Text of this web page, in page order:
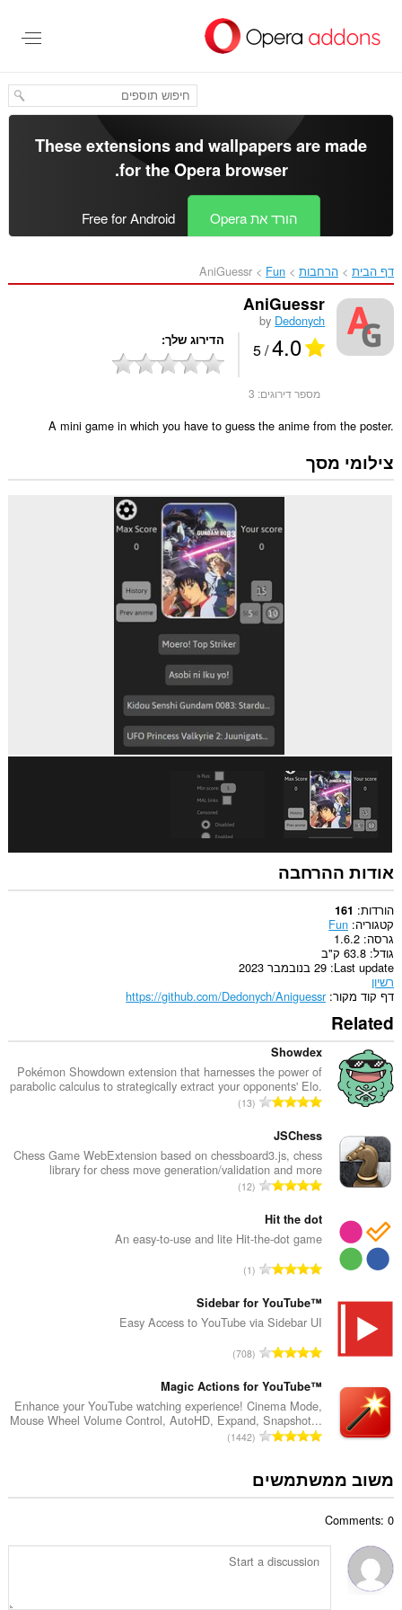
העיקרי
These extensions and wallpapers are made
for theOpera browser
.
הורד את Opera Free for Android
דף הבית הרחבות Fun
AniGuessr‎
AniGuessr
by Dedonych
4.0
/ 5 הדירוג שלך
מספר דירוגים: 3
A mini game in which you have to guess the anime from the poster.
צילומי מסך
אודות ההרחבה
הורדות 161
קטגוריה Fun
גרסה 1.6.2
גודל 63.8 ק"ב
Last update 29 בנובמבר 2023
רשיון
דף קוד מקור https://github.com/Dedonych/Aniguessr
Related
Showdex
Pokémon Showdown extension that harnesses the power of
parabolic calculus to strategically extract your opponents' Elo.
מ
ר
ד
י
ג
י
ם
:
13
JSChess
Chess Game WebExtension based on chessboard3.js, chess
library for chess move generation/validation and more
מ
ר
י
ג
י
ם
:
12
Hit the dot
An easy-to-use and lite Hit-the-dot game
מ
פ
ר
י
ג
י
ם
1
Sidebar for YouTube™
Easy Access to YouTube via Sidebar UI
מ
פ
ר
ד
י
ו
ג
:
708
Magic Actions for YouTube™
Enhance your YouTube watching experience! Cinema Mode,
Mouse Wheel Volume Control, AutoHD, Expand, Snapshot...
מ
ר
ר
ו
1442
משוב ממשתמשים
Comments: 0